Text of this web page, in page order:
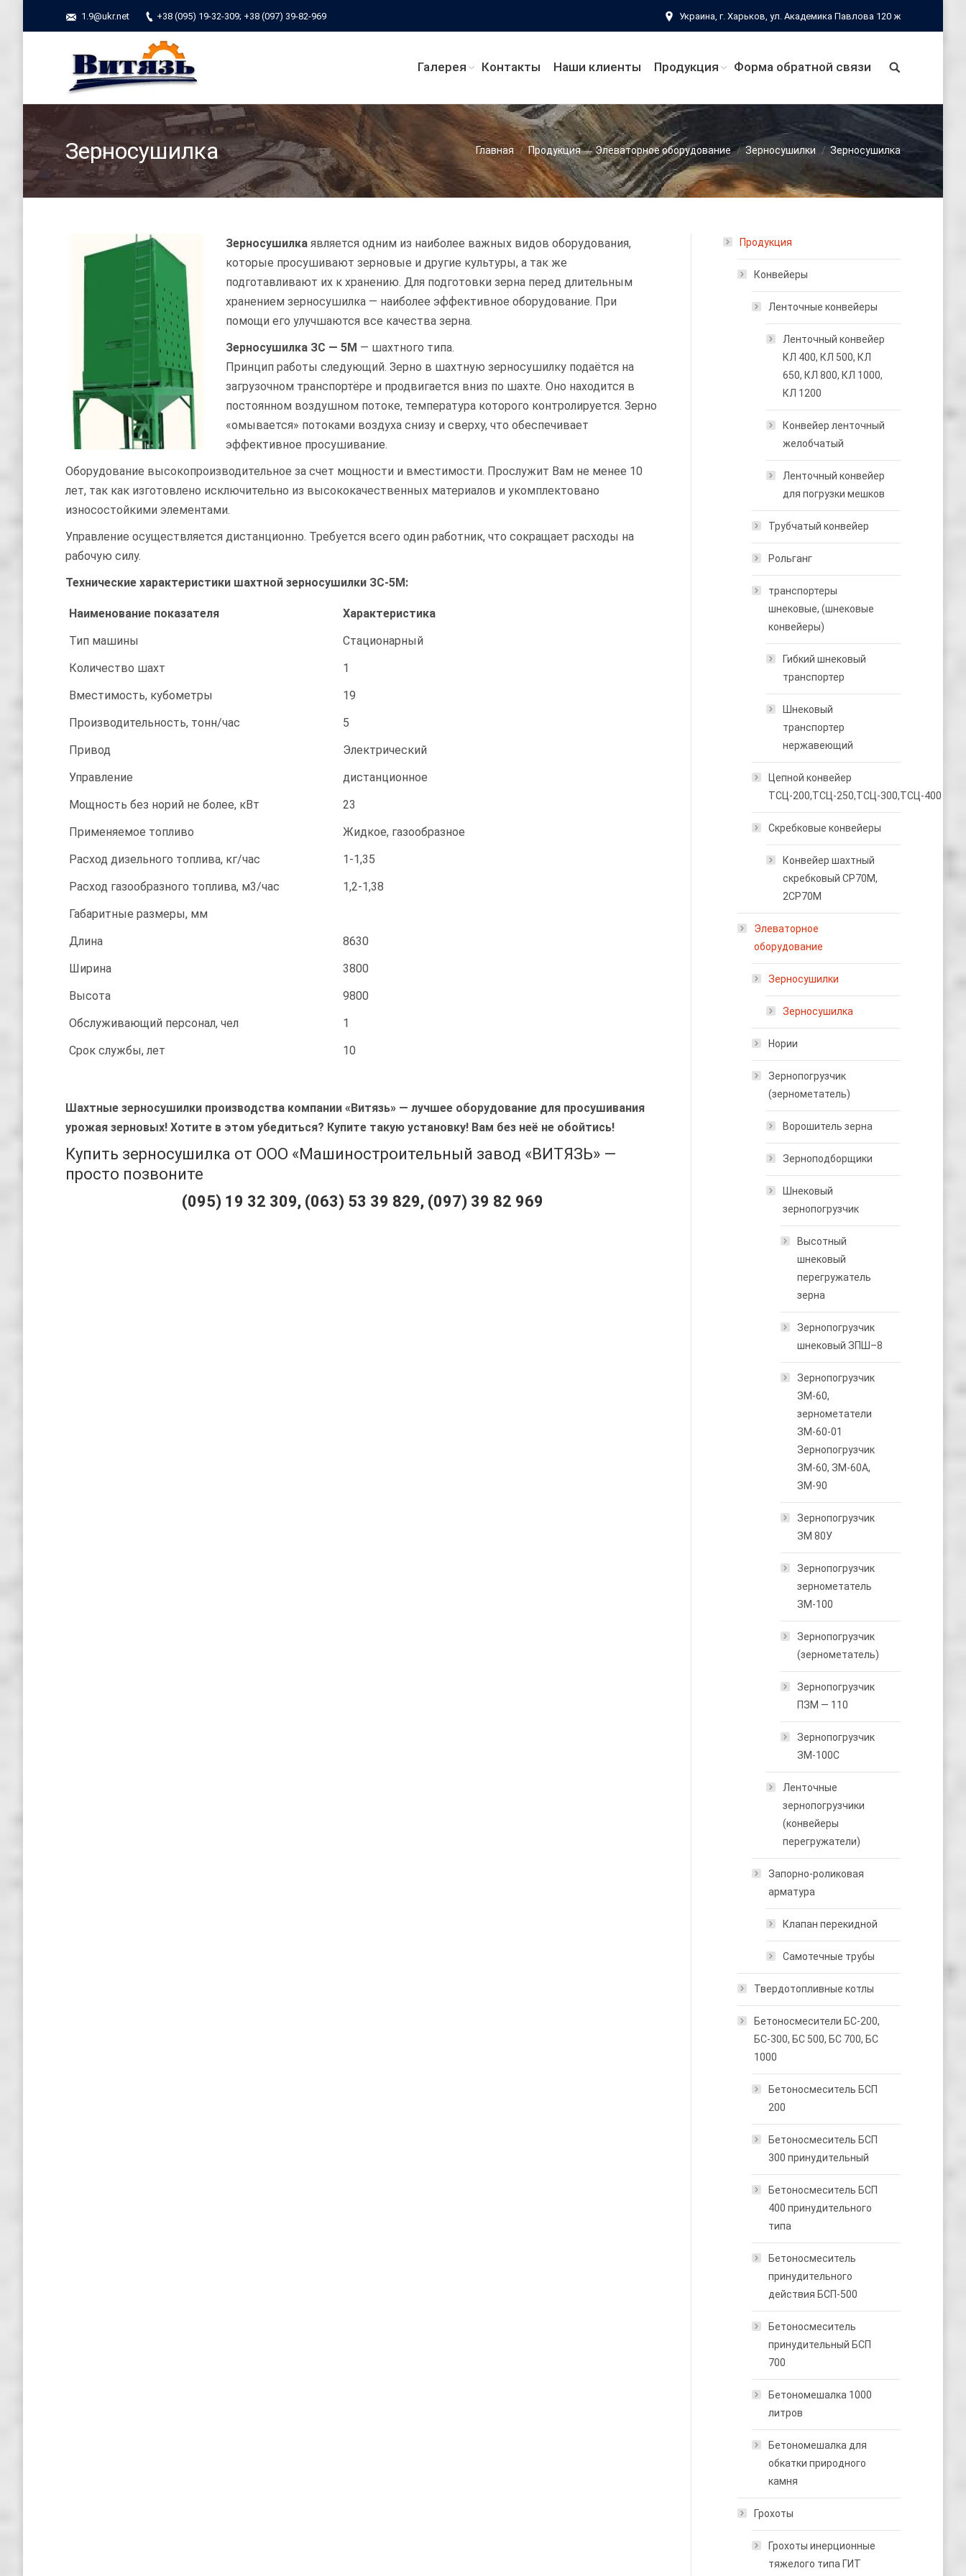
1.9@ukr.net +38 (095) 19-32-309; +38 (097) 39-82-969 Украина, г. Харьков, ул. Академика Павлова 120 ж
Галерея Контакты Наши клиенты Продукция Форма обратной связи
Зерносушилка Вы здесь: Главная Продукция Элеваторное оборудование Зерносушилки Зерносушилка
Зерносушилка является одним из наиболее важных видов оборудования,
которые просушивают зерновые и другие культуры, а так же
подготавливают их к хранению. Для подготовки зерна перед длительным
хранением зерносушилка — наиболее эффективное оборудование. При
помощи его улучшаются все качества зерна.
Зерносушилка ЗС — 5М — шахтного типа.
Принцип работы следующий. Зерно в шахтную зерносушилку подаётся на
загрузочном транспортёре и продвигается вниз по шахте. Оно находится в
постоянном воздушном потоке, температура которого контролируется. Зерно
«омывается» потоками воздуха снизу и сверху, что обеспечивает
эффективное просушивание.
Оборудование высокопроизводительное за счет мощности и вместимости. Прослужит Вам не менее 10
лет, так как изготовлено исключительно из высококачественных материалов и укомплектовано
износостойкими элементами.
Управление осуществляется дистанционно. Требуется всего один работник, что сокращает расходы на
рабочую силу.
Технические характеристики шахтной зерносушилки ЗС-5М:
Наименование показателя
Характеристика
Тип машины
Стационарный
Количество шахт
1
Вместимость, кубометры
19
Производительность, тонн/час
5
Привод
Электрический
Управление
дистанционное
Мощность без норий не более, кВт
23
Применяемое топливо
Жидкое, газообразное
Расход дизельного топлива, кг/час
1-1,35
Расход газообразного топлива, м3/час
1,2-1,38
Габаритные размеры, мм
Длина
8630
Ширина
3800
Высота
9800
Обслуживающий персонал, чел
1
Срок службы, лет
10
Шахтные зерносушилки производства компании «Витязь» ― лучшее оборудование для просушивания
урожая зерновых! Хотите в этом убедиться? Купите такую установку! Вам без неё не обойтись!
Купить зерносушилка от ООО «Машиностроительный завод «ВИТЯЗЬ» —
просто позвоните
(095) 19 32 309, (063) 53 39 829, (097) 39 82 969
Продукция
Конвейеры
Ленточные конвейеры
Ленточный конвейер
КЛ 400, КЛ 500, КЛ
650, КЛ 800, КЛ 1000,
КЛ 1200
Конвейер ленточный
желобчатый
Ленточный конвейер
для погрузки мешков
Трубчатый конвейер
Рольганг
транспортеры
шнековые, (шнековые
конвейеры)
Гибкий шнековый
транспортер
Шнековый
транспортер
нержавеющий
Цепной конвейер
ТСЦ-200,ТСЦ-250,ТСЦ-300,ТСЦ-400
Скребковые конвейеры
Конвейер шахтный
скребковый СР70М,
2СР70М
Элеваторное
оборудование
Зерносушилки
Зерносушилка
Нории
Зернопогрузчик
(зернометатель)
Ворошитель зерна
Зерноподборщики
Шнековый
зернопогрузчик
Высотный
шнековый
перегружатель
зерна
Зернопогрузчик
шнековый ЗПШ–8
Зернопогрузчик
ЗМ-60,
зернометатели
ЗМ-60-01
Зернопогрузчик
ЗМ-60, ЗМ-60А,
ЗМ-90
Зернопогрузчик
ЗМ 80У
Зернопогрузчик
зернометатель
ЗМ-100
Зернопогрузчик
(зернометатель)
Зернопогрузчик
ПЗМ — 110
Зернопогрузчик
ЗМ-100С
Ленточные
зернопогрузчики
(конвейеры
перегружатели)
Запорно-роликовая
арматура
Клапан перекидной
Самотечные трубы
Твердотопливные котлы
Бетоносмесители БС-200,
БС-300, БС 500, БС 700, БС
1000
Бетоносмеситель БСП
200
Бетоносмеситель БСП
300 принудительный
Бетоносмеситель БСП
400 принудительного
типа
Бетоносмеситель
принудительного
действия БСП-500
Бетоносмеситель
принудительный БСП
700
Бетономешалка 1000
литров
Бетономешалка для
обкатки природного
камня
Грохоты
Грохоты инерционные
тяжелого типа ГИТ